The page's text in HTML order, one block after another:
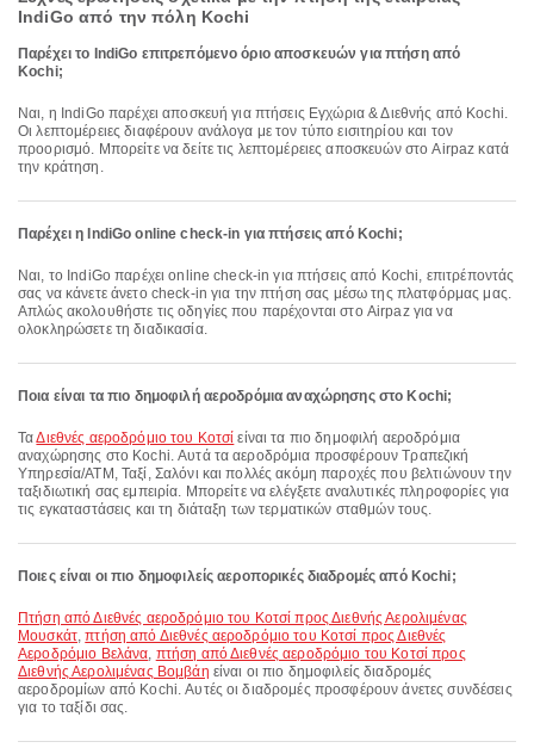
IndiGo από την πόλη Kochi
Παρέχει το IndiGo επιτρεπόμενο όριο αποσκευών για πτήση από
Kochi;
Ναι, η IndiGo παρέχει αποσκευή για πτήσεις Εγχώρια & Διεθνής από Kochi.
Οι λεπτομέρειες διαφέρουν ανάλογα με τον τύπο εισιτηρίου και τον
προορισμό. Μπορείτε να δείτε τις λεπτομέρειες αποσκευών στο Airpaz κατά
την κράτηση.
Παρέχει η IndiGo online check-in για πτήσεις από Kochi;
Ναι, το IndiGo παρέχει online check-in για πτήσεις από Kochi, επιτρέποντάς
σας να κάνετε άνετο check-in για την πτήση σας μέσω της πλατφόρμας μας.
Απλώς ακολουθήστε τις οδηγίες που παρέχονται στο Airpaz για να
ολοκληρώσετε τη διαδικασία.
Ποια είναι τα πιο δημοφιλή αεροδρόμια αναχώρησης στο Kochi;
ΤαΔιεθνές αεροδρόμιο του Κοτσί είναι τα πιο δημοφιλή αεροδρόμια
αναχώρησης στο Kochi. Αυτά τα αεροδρόμια προσφέρουν Τραπεζική
Υπηρεσία/ΑΤΜ, Ταξί, Σαλόνι και πολλές ακόμη παροχές που βελτιώνουν την
ταξιδιωτική σας εμπειρία. Μπορείτε να ελέγξετε αναλυτικές πληροφορίες για
τις εγκαταστάσεις και τη διάταξη των τερματικών σταθμών τους.
Ποιες είναι οι πιο δημοφιλείς αεροπορικές διαδρομές από Kochi;
πτήση από Διεθνές αεροδρόμιο του Κοτσί προς Διεθνής Αερολιμένας
Μουσκάτ,πτήση από Διεθνές αεροδρόμιο του Κοτσί προς Διεθνές
Αεροδρόμιο Βελάνα, πτήση από Διεθνές αεροδρόμιο του Κοτσί προς
Διεθνής Αερολιμένας Βομβάη είναι οι πιο δημοφιλείς διαδρομές
αεροδρομίων από Kochi. Αυτές οι διαδρομές προσφέρουν άνετες συνδέσεις
για το ταξίδι σας.